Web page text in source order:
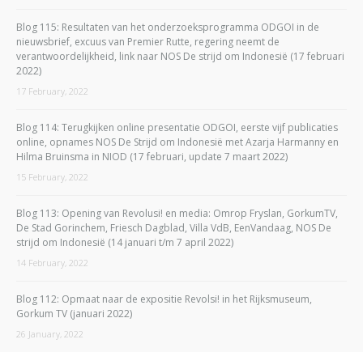
Blog 115: Resultaten van het onderzoeksprogramma ODGOI in de
nieuwsbrief, excuus van Premier Rutte, regering neemt de
verantwoordelijkheid, link naar NOS De strijd om Indonesië (17 februari
2022)
17 February, 2022
Blog 114: Terugkijken online presentatie ODGOI, eerste vijf publicaties
online, opnames NOS De Strijd om Indonesië met Azarja Harmanny en
Hilma Bruinsma in NIOD (17 februari, update 7 maart 2022)
15 February, 2022
Blog 113: Opening van Revolusi! en media: Omrop Fryslan, GorkumTV,
De Stad Gorinchem, Friesch Dagblad, Villa VdB, EenVandaag, NOS De
strijd om Indonesië (14 januari t/m 7 april 2022)
14 February, 2022
Blog 112: Opmaat naar de expositie Revolsi! in het Rijksmuseum,
Gorkum TV (januari 2022)
26 January, 2022